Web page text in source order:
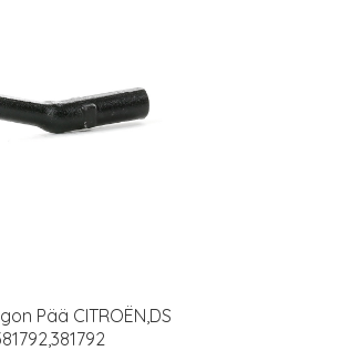
Pää CITROËN,DS